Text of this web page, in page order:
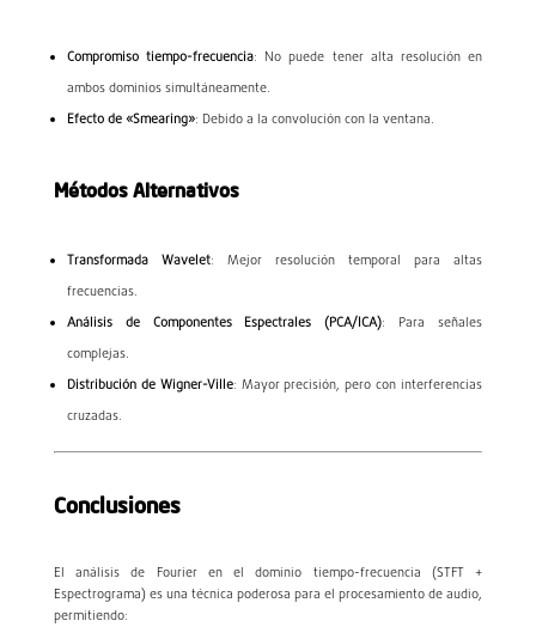
Compromiso tiempo-frecuencia: No puede tener alta resolución en
ambos dominios simultáneamente.
Efecto de «Smearing»: Debido a la convolución con la ventana.
Métodos Alternativos
Transformada Wavelet: Mejor resolución temporal para altas
frecuencias.
Análisis de Componentes Espectrales (PCA/ICA): Para señales
complejas.
Distribución de Wigner-Ville: Mayor precisión, pero con interferencias
cruzadas.
Conclusiones
El análisis de Fourier en el dominio tiempo-frecuencia (STFT +
Espectrograma) es una técnica poderosa para el procesamiento de audio,
permitiendo: